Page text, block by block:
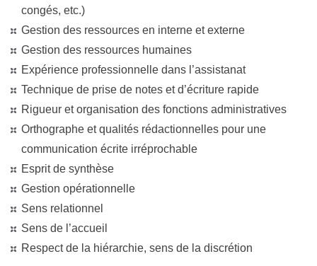
congés, etc.)
Gestion des ressources en interne et externe
Gestion des ressources humaines
Expérience professionnelle dans l’assistanat
Technique de prise de notes et d’écriture rapide
Rigueur et organisation des fonctions administratives
Orthographe et qualités rédactionnelles pour une
communication écrite irréprochable
Esprit de synthèse
Gestion opérationnelle
Sens relationnel
Sens de l’accueil
Respect de la hiérarchie, sens de la discrétion